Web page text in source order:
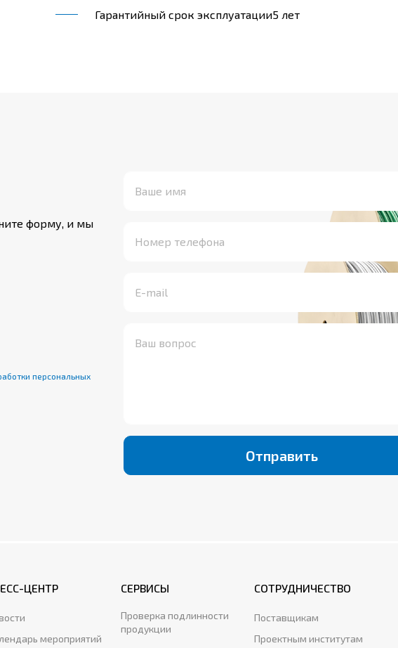
Гарантийный срок эксплуатации5 лет
форму, и мы
персональных
Отправить
ЦЕНТР
мероприятий
СЕРВИСЫ
Проверка подлинности
продукции
СОТРУДНИЧЕСТВО
Поставщикам
Проектным институтам